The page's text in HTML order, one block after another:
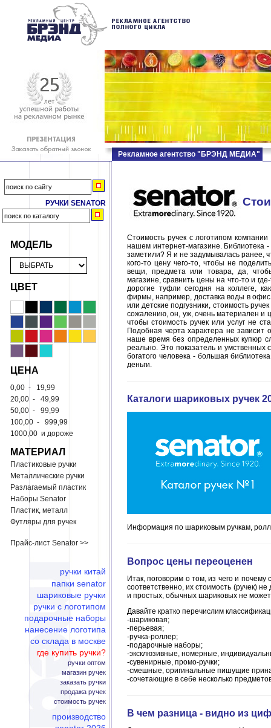
РУЧКИ SENATOR
МОДЕЛЬ
ЦВЕТ
ЦЕНА
0,00 - 19,99
20,00 - 49,99
50,00 - 99,99
100,00 - 999,99
1000,00 и дороже
МАТЕРИАЛ
Пластиковые ручки
Металлические ручки
Разлагаемый пластик
Наборы Senator
Пластик, металл
Футляры для ручек
Прайс-лист Senator >>
ручки китай
папки senator
шариковые ручки
ручки с логотипом
подарочные наборы
нанесение логотипа
со склада в москве
где купить ручки?
ручки оптом
магазин ручек
заказать ручки
продажа ручек
стоимость ручек
производство
Рекламное агентство "БРЭНД МЕДИА"
Стоимость ручек с логотипом
нашем интернет-магазине. Библиотека
заметили? Я и не задумывалась ранее,
кого-то цену чего-то, чтобы не
вещи, предмета или товара, да,
магазине, сравнить цены на что-то и
дорогие туфли сегодня на коллеге,
фирмы, например, доставка воды в
или детские подгузники, стоимость
сожалению, он, уж, очень материален и
чтобы стоимость ручек или услуг не
Подобная черта характера не зависит
наше время без определенных купюр
реально. Это показатель и умственных
богатого человека - большая
деньги.
Каталоги шариковых ручек
Информация по шариковым ручкам,
Вопрос цены переоценен
Итак, поговорим о том, из чего и почему
соответственно, их стоимость (ручек)
и простых, обычных шариковых не
Давайте кратко перечислим
-шариковая;
-перьевая;
-ручка-роллер;
-подарочные наборы;
-эксклюзивные, номерные,
-сувенирные, промо-ручки;
-смешные, оригинальные пишущие
-сочетающие в себе несколько
В чем разница - видно из